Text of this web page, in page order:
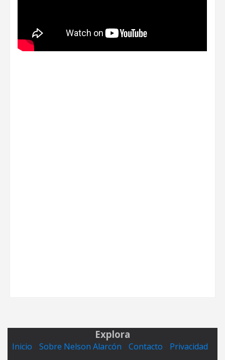
Explora
Inicio Sobre Nelson Alarcón Contacto Privacidad